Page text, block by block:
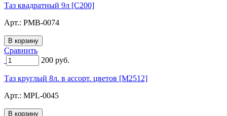
Таз квадратный 9л [C200]
Арт.: PMB-0074
Сравнить
200 руб.
Таз круглый 8л. в ассорт. цветов [M2512]
Арт.: MPL-0045